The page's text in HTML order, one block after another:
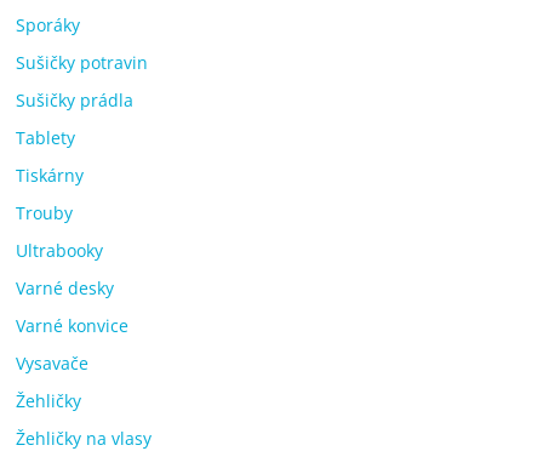
Sporáky
Sušičky potravin
Sušičky prádla
Tablety
Tiskárny
Trouby
Ultrabooky
Varné desky
Varné konvice
Vysavače
Žehličky
Žehličky na vlasy